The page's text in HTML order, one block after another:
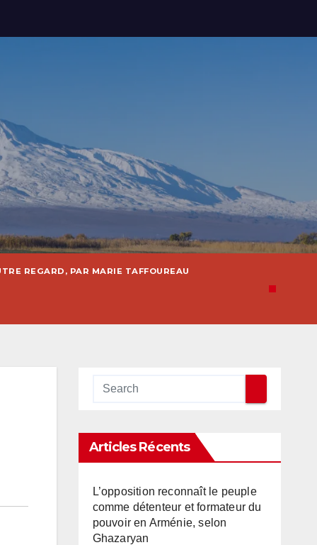
REGARD, PAR MARIE TAFFOUREAU
Articles Récents
L’opposition reconnaît le peuple
comme détenteur et formateur du
pouvoir en Arménie, selon
Ghazaryan